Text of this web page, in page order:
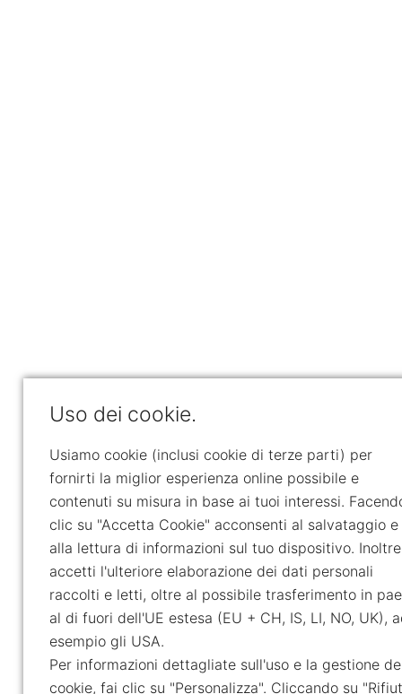
Uso dei cookie.
Usiamo cookie (inclusi cookie di terze parti) per
fornirti la miglior esperienza online possibile e
contenuti su misura in base ai tuoi interessi.
clic su "Accetta Cookie" acconsenti al salvataggio e
alla lettura di informazioni sul tuo dispositivo. Inoltre
accetti l'ulteriore elaborazione dei dati personali
raccolti e letti, oltre al possibile trasferimento in
al di fuori dell'UE estesa (EU + CH, IS, LI, NO, UK),
esempio gli USA.
Per informazioni dettagliate sull'uso e la gestione
cookie, fai clic su "Personalizza". Cliccando su